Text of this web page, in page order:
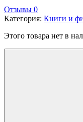
Отзывы 0
Категория: Книги и
Этого товара нет в